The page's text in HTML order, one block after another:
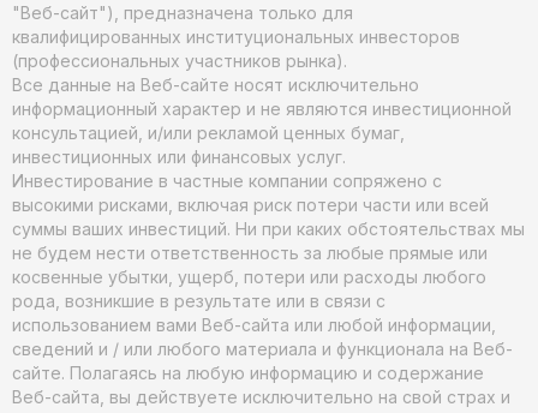
"Веб-сайт"), предназначена только для
квалифицированных институциональных инвесторов
(профессиональных участников рынка).
Все данные на Веб-сайте носят исключительно
информационный характер и не являются инвестиционной
консультацией, и/или рекламой ценных бумаг,
инвестиционных или финансовых услуг.
Инвестирование в частные компании сопряжено с
высокими рисками, включая риск потери части или всей
суммы ваших инвестиций. Ни при каких обстоятельствах мы
не будем нести ответственность за любые прямые или
косвенные убытки, ущерб, потери или расходы любого
рода, возникшие в результате или в связи с
использованием вами Веб-сайта или любой информации,
сведений и / или любого материала и функционала на Веб-
сайте. Полагаясь на любую информацию и содержание
Веб-сайта, вы действуете исключительно на свой страх и